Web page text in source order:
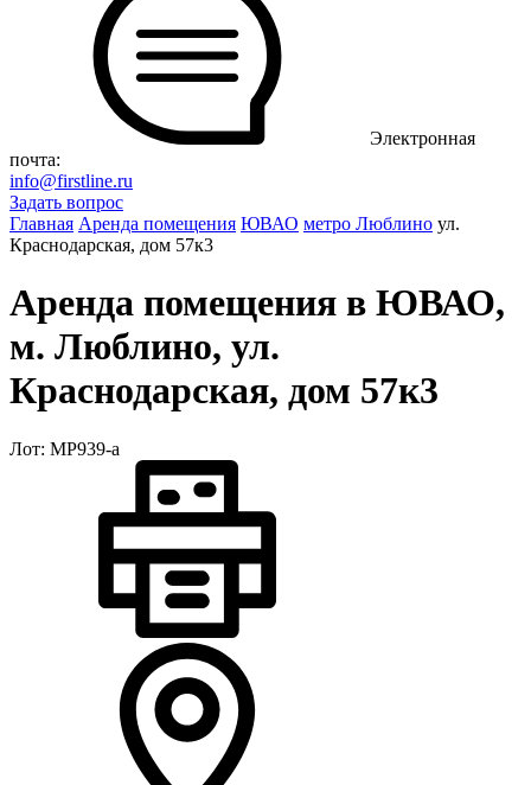
Электронная
почта:
info@firstline.ru
Задать вопрос
Главная Аренда помещения ЮВАО метро Люблино ул.
Краснодарская, дом 57к3
Аренда помещения в ЮВАО,
м. Люблино, ул.
Краснодарская, дом 57к3
Лот: МР939-a